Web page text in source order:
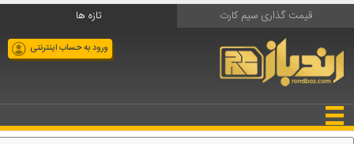
قیمت گذاری سیم کارت تازه ها
ورود به حساب اینترنتی